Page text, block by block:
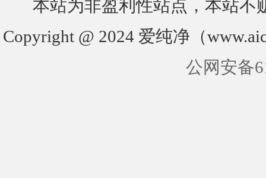
本站为非盈利性站点，本站不
Copyright @ 2024 爱纯净（
公网安备